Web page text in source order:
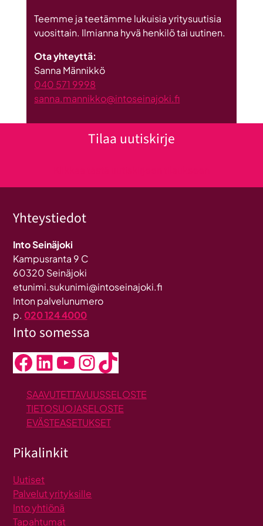
Teemme ja teetämme lukuisia yritysuutisia
vuosittain. Ilmianna hyvä henkilö tai uutinen.
Ota yhteyttä:
Sanna Männikkö
040 571 9998
sanna.mannikko@intoseinajoki.fi
Tilaa uutiskirje
Yhteystiedot
Into Seinäjoki
Kampusranta 9 C
60320 Seinäjoki
etunimi.sukunimi@intoseinajoki.fi
Inton palvelunumero
p. 020 124 4000
Into somessa
Facebook LinkedIn YouTube InstagramTikTok
SAAVUTETTAVUUSSELOSTE
TIETOSUOJASELOSTE
EVÄSTEASETUKSET
Pikalinkit
Uutiset
Palvelut yrityksille
Into yhtiönä
Tapahtumat